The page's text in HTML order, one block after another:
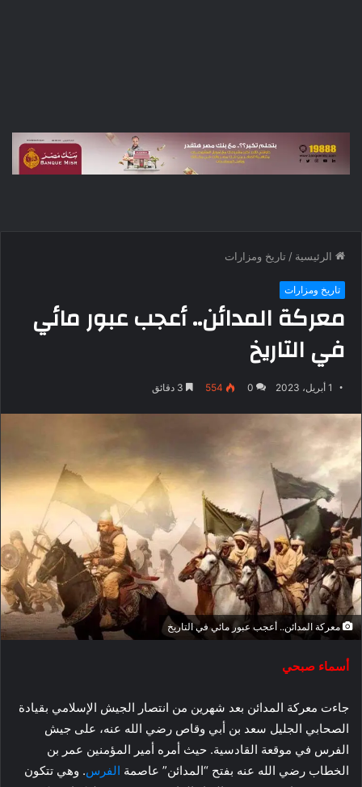
الرئيسية / تاريخ ومزارات
تاريخ ومزارات
معركة المدائن.. أعجب عبور مائي
في التاريخ
1 أبريل، 2023 0
554
معركة المدائن.. أعجب عبور مائي في التاريخ
أسماء صبحي
جاءت معركة المدائن بعد شهرين من انتصار الجيش الإسلامي بقيادة
الصحابي الجليل سعد بن أبي وقاص رضي الله عنه، على جيش
الفرس في موقعة القادسية. حيث أمره أمير المؤمنين عمر بن
الخطاب رضي الله عنه بفتح “المدائن” عاصمة الفرس. وهي تتكون